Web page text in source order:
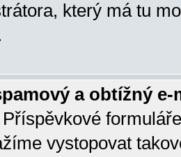
který má tu
a obtížný
vystopovat